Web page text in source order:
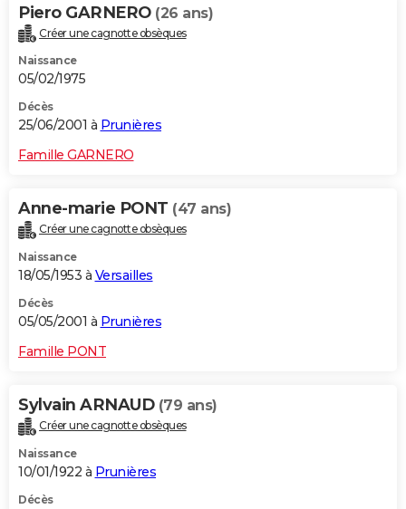
Piero GARNERO (26 ans)
Créer une cagnotte obsèques
Naissance
05/02/1975
Décès
25/06/2001 à Prunières
Famille GARNERO
Anne-marie PONT (47 ans)
Créer une cagnotte obsèques
Naissance
18/05/1953 à Versailles
Décès
05/05/2001 à Prunières
Famille PONT
Sylvain ARNAUD (79 ans)
Créer une cagnotte obsèques
Naissance
10/01/1922 à Prunières
Décès